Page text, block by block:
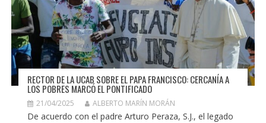
RECTOR DE LA UCAB SOBRE EL PAPA FRANCISCO: CERCANÍA A
LOS POBRES MARCÓ EL PONTIFICADO
21/04/2025 ALBERTO MARÍN MORÁN
De acuerdo con el padre Arturo Peraza, S.J., el legado